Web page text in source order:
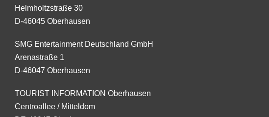
Helmholtzstraße 30
D-46045 Oberhausen
SMG Entertainment Deutschland GmbH
Arenastraße 1
D-46047 Oberhausen
TOURIST INFORMATION Oberhausen
Centroallee / Mitteldom